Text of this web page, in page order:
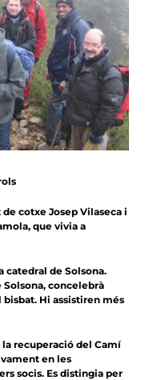
cotxe Josep Vilaseca i
que vivia a
catedral de Solsona.
Solsona, concelebrà
bisbat. Hi assistiren més
recuperació del Camí
en les
socis. Es distingia per